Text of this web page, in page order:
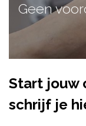
Geen
Start jouw
schrijf je